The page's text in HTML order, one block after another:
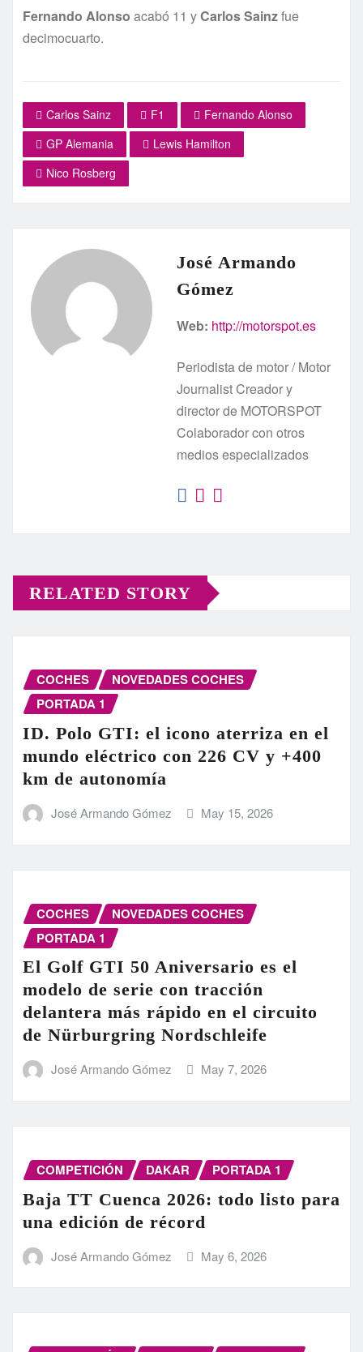
Fernando Alonso acabó 11 yCarlos Sainzfue
decimocuarto.
Carlos Sainz F1
Fernando Alonso
GP Alemania
Lewis Hamilton
Nico Rosberg
José Armando
Gómez
Web: http://motorspot.es
Periodista de motor / Motor
Journalist Creador y
director de MOTORSPOT
Colaborador con otros
medios especializados
RELATED STORY
COCHES
NOVEDADES COCHES
PORTADA 1
ID. Polo GTI: el icono aterriza en el
mundo eléctrico con 226 CV y +400
km de autonomía
José Armando Gómez May 15, 2026
COCHES
NOVEDADES COCHES
PORTADA 1
El Golf GTI 50 Aniversario es el
modelo de serie con tracción
delantera más rápido en el circuito
de Nürburgring Nordschleife
José Armando Gómez May 7, 2026
COMPETICIÓN DAKAR PORTADA 1
Baja TT Cuenca 2026: todo listo para
una edición de récord
José Armando Gómez May 6, 2026